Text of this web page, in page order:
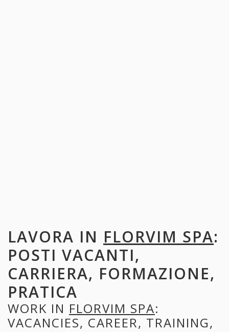
LAVORA IN FLORVIM SPA:
POSTI VACANTI,
CARRIERA, FORMAZIONE,
PRATICA
WORK IN FLORVIM SPA:
VACANCIES, CAREER, TRAINING,